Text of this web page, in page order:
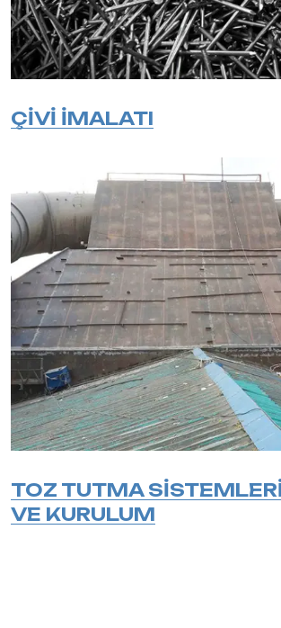
ÇİVİ İMALATI
TOZ TUTMA
VE KURULUM